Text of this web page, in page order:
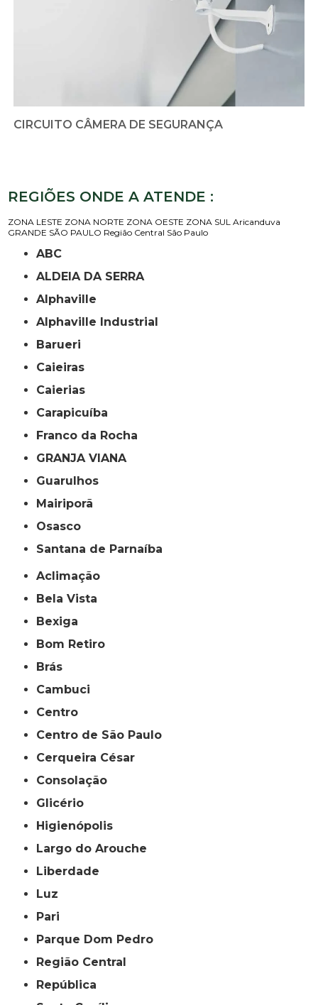
CIRCUITO CÂMERA DE SEGURANÇA
REGIÕES ONDE A ATENDE :
ZONA LESTE ZONA NORTE ZONA OESTE ZONA SUL Aricanduva
GRANDE SÃO PAULO Região Central São Paulo
ABC
ALDEIA DA SERRA
Alphaville
Alphaville Industrial
Barueri
Caieiras
Caierias
Carapicuíba
Franco da Rocha
GRANJA VIANA
Guarulhos
Mairiporã
Osasco
Santana de Parnaíba
Aclimação
Bela Vista
Bexiga
Bom Retiro
Brás
Cambuci
Centro
Centro de São Paulo
Cerqueira César
Consolação
Glicério
Higienópolis
Largo do Arouche
Liberdade
Luz
Pari
Parque Dom Pedro
Região Central
República